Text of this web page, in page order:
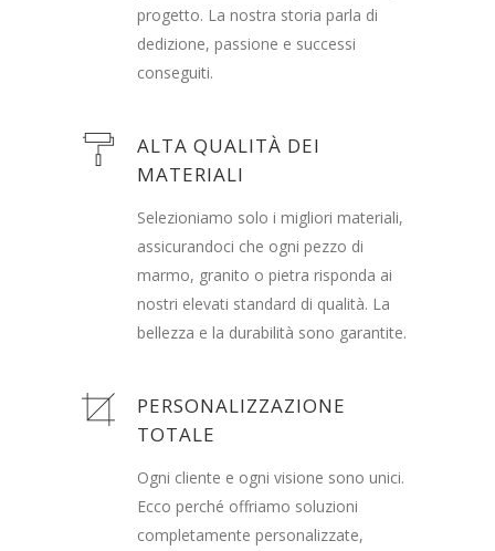
progetto. La nostra storia parla di
dedizione, passione e successi
conseguiti.
ALTA QUALITÀ DEI
MATERIALI
Selezioniamo solo i migliori materiali,
assicurandoci che ogni pezzo di
marmo, granito o pietra risponda ai
nostri elevati standard di qualità. La
bellezza e la durabilità sono garantite.
PERSONALIZZAZIONE
TOTALE
Ogni cliente e ogni visione sono unici.
Ecco perché offriamo soluzioni
completamente personalizzate,